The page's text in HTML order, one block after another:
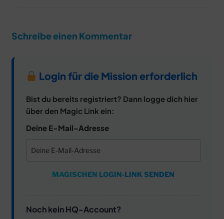
Schreibe einen Kommentar
Login für die Mission erforderlich
Bist du bereits registriert? Dann logge dich hier
über den Magic Link ein:
Deine E-Mail-Adresse
MAGISCHEN LOGIN-LINK SENDEN
Noch kein HQ-Account?